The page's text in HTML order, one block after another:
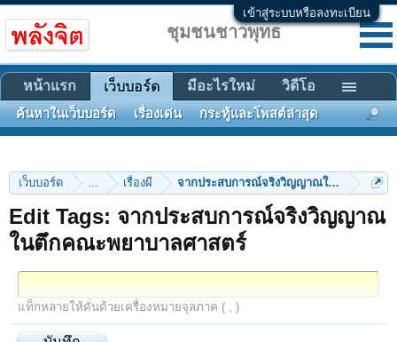
เข้าสู่ระบบหรือลงทะเบียน
เว็บบอร์ด ... เรื่องผี จากประสบการณ์จริงวิญญาณในตึกคณะพยา
Edit Tags: จากประสบการณ์จริงวิญญาณ
ในตึกคณะพยาบาลศาสตร์
แท็กหลายให้คั่นด้วยเครื่องหมายจุลภาค ( , )
ชุมชนชาวพุทธ
หน้าแรก เว็บบอร์ด
ค้นหาในเว็บบอร์ด เรื่องเด่น กระทู้และโพสต์ล่าสุด
มีอะไรใหม่ วิดีโอ